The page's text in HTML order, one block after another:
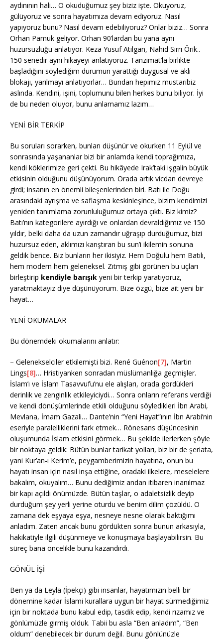
aydınının hali… O okuduğumuz şey biziz işte. Okuyoruz,
gülüyoruz ve sonra hayatımıza devam ediyoruz. Nasıl
yapıyoruz bunu? Nasıl devam edebiliyoruz? Onlar biziz… Sonra
Orhan Pamuk geliyor. Orhan 90’lardan bu yana aynı
huzursuzluğu anlatıyor. Keza Yusuf Atılgan, Nahid Sırrı Örik..
150 senedir aynı hikayeyi anlatıyoruz. Tanzimat’la birlikte
başladığını söylediğim durumun yarattığı duygusal ve akli
blokajı, yarılmayı anlatıyorlar… Bundan hepimiz mustaribiz
aslında. Kendini, işini, toplumunu bilen herkes bunu biliyor. İyi
de bu neden oluyor, bunu anlamamız lazım…
YENİ BİR TERKİP
Bu soruları sorarken, bunları düşünür ve okurken 11 Eylül ve
sonrasında yaşananlar bizi bir anlamda kendi toprağımıza,
kendi köklerimize geri çekti. Bu hikâyede Irak’taki işgalin büyük
etkisinin olduğunu düşünüyorum. Orada artık vicdan devreye
girdi; insanın en önemli bileşenlerinden biri. Batı ile Doğu
arasındaki ayrışma ve saflaşma keskinleşince, bizim kendimizi
yeniden tanımlama zorunluluğumuz ortaya çıktı. Biz kimiz?
Batı’nın kategorilere ayırdığı ve onlardan devraldığımız ve 150
yıldır, belki daha da uzun zamandır uğraşıp durduğumuz, bizi
huzursuz eden, aklımızı karıştıran bu sun’i ikilemin sonuna
geldik bence. Biz bunların her ikisiyiz. Hem Doğulu hem Batılı,
hem modern hem geleneksel. Zıtmış gibi görünen bu uçları
birleştirip kendiyle barışık yeni bir terkip yaratıyoruz,
yaratmaktayız diye düşünüyorum. Bize özgü, bize ait yeni bir
hayat…
YENİ OKUMALAR
Bu dönemdeki okumalarını anlatır:
– Gelenekselciler etkilemişti bizi. René Guénon[7], Martin
Lings[8]… Hristiyanken sonradan müslümanlığa geçmişler.
İslam’ı ve İslam Tasavvufu’nu ele alışları, orada gördükleri
derinlik ve zenginlik etkileyiciydi… Sonra onların referans verdiği
ve kendi dönüşümlerinde etkili olduğunu söyledikleri İbn Arabi,
Mevlana, İmam Gazali… Dante’nin “Yeni Hayat”ının İbn Arabi’nin
eseriyle paralelliklerini fark etmek… Rönesans düşüncesinin
oluşumunda İslam etkisini görmek… Bu şekilde ilerlerken şöyle
bir noktaya geldik: Bütün bunlar tarikat yolları, biz bir de şeriata,
yani Kur’an-ı Kerim’e, peygamberimizin hayatına, onun bu
hayatı insan için nasıl inşa ettiğine, oradaki ilkelere, meselelere
bakalım, okuyalım… Bunu dediğimiz andan itibaren inanılmaz
bir kapı açıldı önümüzde. Bütün taşlar, o adaletsizlik deyip
durduğum şey yerli yerine oturdu ve benim dilim çözüldü. O
zamana dek eşyaya eşya, nesneye nesne olarak baktığımı
anladım. Zaten ancak bunu gördükten sonra bunun arkasıyla,
hakikatiyle ilgili düşünmeye ve konuşmaya başlayabilirsin. Bu
süreç bana öncelikle bunu kazandırdı.
GÖNÜL İŞİ
Ben ya da Leyla (İpekçi) gibi insanlar, hayatımızın belli bir
dönemine kadar İslami kurallara uygun bir hayat sürmediğimiz
için bir noktada bunu kabul edip, tasdik edip, kendi rızamız ve
gönlümüzle girmiş olduk. Tabii bu asla “Ben anladım”, “Ben
oldum” denebilecek bir durum değil. Bunu gönlünüzle